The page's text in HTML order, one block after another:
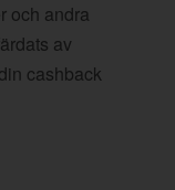
och andra
av
cashback